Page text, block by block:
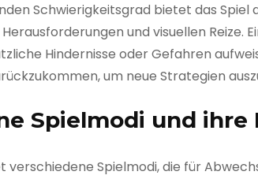
Schwierigkeitsgrad bietet das
und visuellen
Hindernisse oder Gefahren
um neue Strategien
Spielmodi und
verschiedene Spielmodi, die für